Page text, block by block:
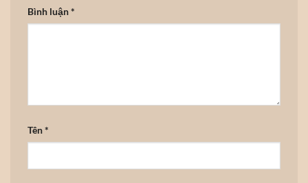
Bình luận*
Tên*